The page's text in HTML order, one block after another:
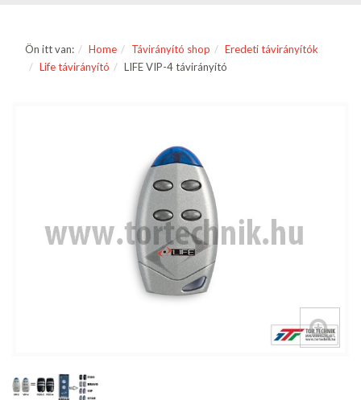
Ön itt van: Home Távirányító shop
Eredeti távirányítók
Life távirányító
LIFE VIP-4 távirányító